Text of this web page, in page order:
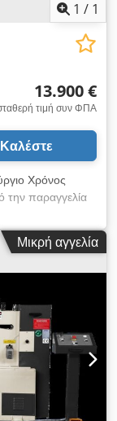
1 / 1
13.900 €
τιμή συν ΦΠΑ
Καλέστε
Χρόνος
παραγγελία
Leasing:
2,2 kW
600 mm
διάμετρος
Djdpfx Absyq
σε κωνικούς
ρύθμισης
πίνακας
Εξοπλισμός
Μικρή αγγελία